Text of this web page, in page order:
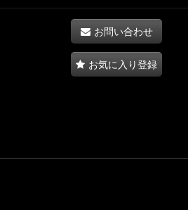
お問い合わせ
お気に入り登録